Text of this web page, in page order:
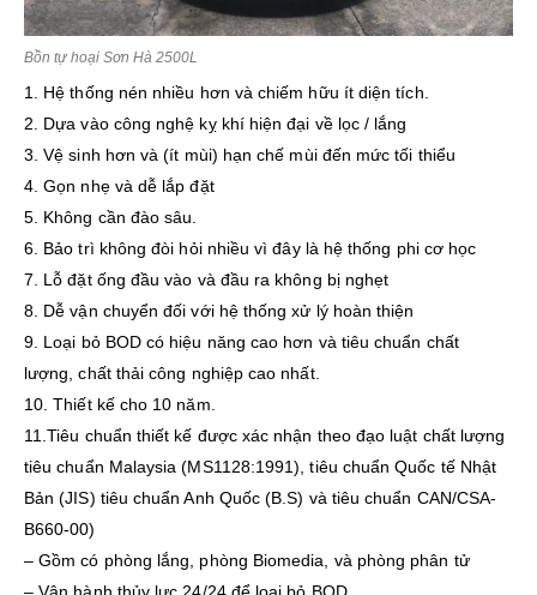
Bồn tự hoại Sơn Hà 2500L
1. Hệ thống nén nhiều hơn và chiếm hữu ít diện tích.
2. Dựa vào công nghệ kỵ khí hiện đại về lọc / lắng
3. Vệ sinh hơn và (ít mùi) hạn chế mùi đến mức tối thiểu
4. Gọn nhẹ và dễ lắp đặt
5. Không cần đào sâu.
6. Bảo trì không đòi hỏi nhiều vì đây là hệ thống phi cơ học
7. Lỗ đặt ống đầu vào và đầu ra không bị nghẹt
8. Dễ vận chuyển đối với hệ thống xử lý hoàn thiện
9. Loại bỏ BOD có hiệu năng cao hơn và tiêu chuẩn chất
lượng, chất thải công nghiệp cao nhất.
10. Thiết kế cho 10 năm.
11.Tiêu chuẩn thiết kế được xác nhận theo đạo luật chất lượng
tiêu chuẩn Malaysia (MS1128:1991), tiêu chuẩn Quốc tế Nhật
Bản (JIS) tiêu chuẩn Anh Quốc (B.S) và tiêu chuẩn CAN/CSA-
B660-00)
– Gồm có phòng lắng, phòng Biomedia, và phòng phân tử